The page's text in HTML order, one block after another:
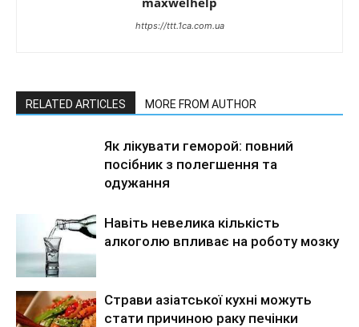
https://ttt.1ca.com.ua
RELATED ARTICLES MORE FROM AUTHOR
Як лікувати геморой: повний
посібник з полегшення та
одужання
Навіть невелика кількість
алкоголю впливає на роботу мозку
Страви азіатської кухні можуть
стати причиною раку печінки